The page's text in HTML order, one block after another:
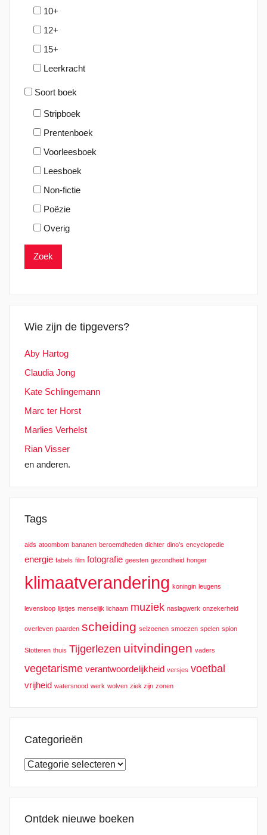
10+
12+
15+
Leerkracht
Soort boek
Stripboek
Prentenboek
Voorleesboek
Leesboek
Non-fictie
Poëzie
Overig
Wie zijn de tipgevers?
Aby Hartog
Claudia Jong
Kate Schlingemann
Marc ter Horst
Marlies Verhelst
Rian Visser
en anderen.
Tags
aids atoombom bananen beroemdheden dichter dino’s encyclopedie
energie fabels film fotografie geesten gezondheid honger
klimaatverandering koningin leugens
levensloop lijstjes menselijk lichaam muziek naslagwerk onzekerheid
overleven paarden scheiding seizoenen smoezen spelen spion
Stotteren thuis Tijgerlezen uitvindingen vaders
vegetarisme verantwoordelijkheid versjes voetbal
vrijheid watersnood werk wolven ziek zijn zonen
Categorieën
Categorieën
Ontdek nieuwe boeken